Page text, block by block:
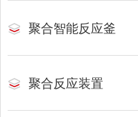
聚合智能反应釜
聚合反应装置